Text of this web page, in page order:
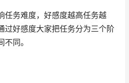
任务难度，好感度越高任务越
过好感度大家把任务分为三个阶
同。